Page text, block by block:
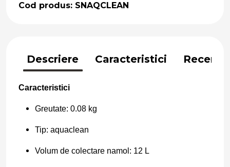
Cod produs: SNAQCLEAN
Descriere Caracteristici
Caracteristici
Greutate: 0.08 kg
Tip: aquaclean
Volum de colectare namol: 12 L